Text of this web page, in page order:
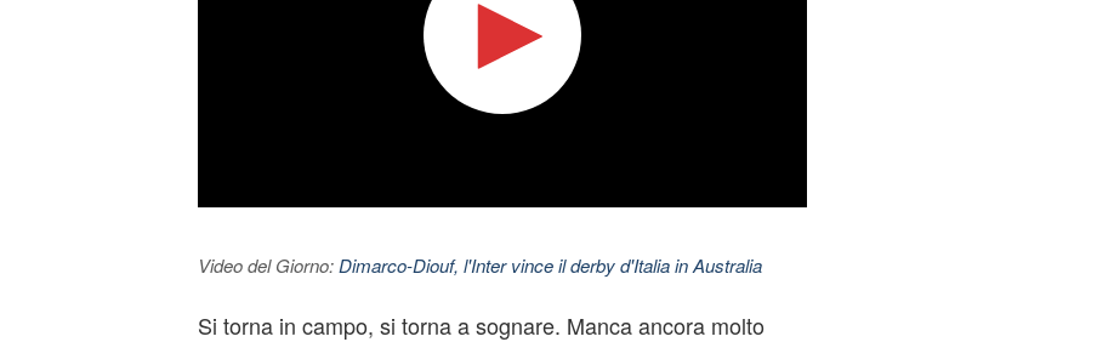
Video del Giorno: Dimarco-Diouf, l'Inter vince il derby d'Italia in Australia
Si torna in campo, si torna a sognare. Manca ancora molto